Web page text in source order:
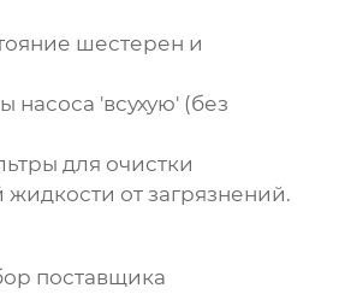
шестерен и
насоса 'всухую' (без
для очистки
от загрязнений.
поставщика